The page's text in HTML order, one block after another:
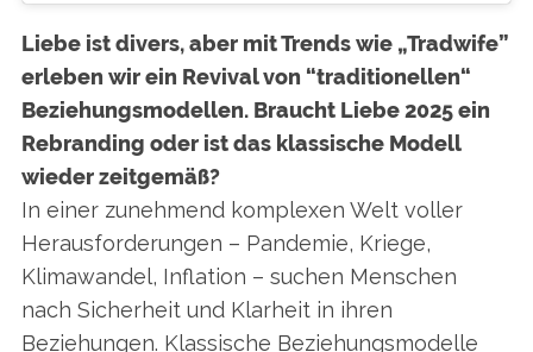
Liebe ist divers, aber mit Trends wie „Tradwife”
erleben wir ein Revival von “traditionellen“
Beziehungsmodellen. Braucht Liebe 2025 ein
Rebranding oder ist das klassische Modell
wieder zeitgemäß?
In einer zunehmend komplexen Welt voller
Herausforderungen – Pandemie, Kriege,
Klimawandel, Inflation – suchen Menschen
nach Sicherheit und Klarheit in ihren
Beziehungen. Klassische Beziehungsmodelle